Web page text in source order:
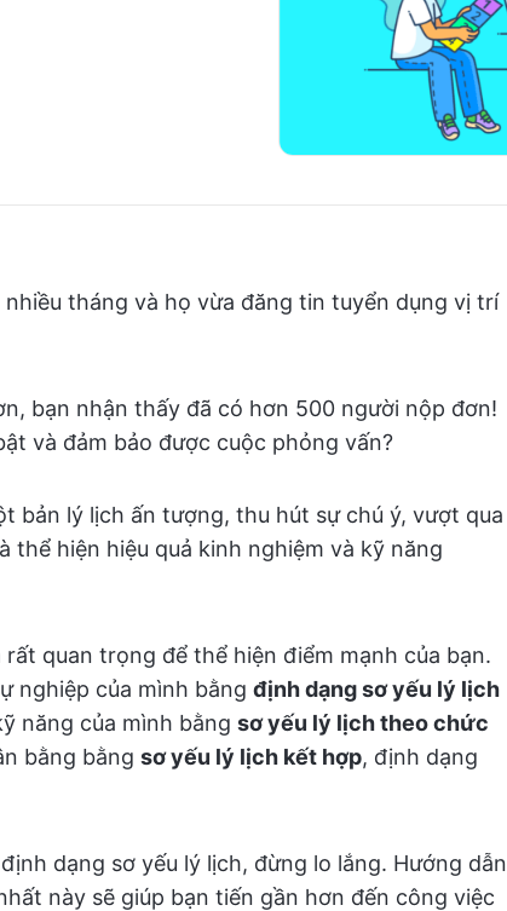
tháng và họ vừa đăng tin tuyển dụng vị trí
bạn nhận thấy đã có hơn 500 người nộp đơn!
và đảm bảo được cuộc phỏng vấn?
bản lý lịch ấn tượng, thu hút sự chú ý, vượt qua
thể hiện hiệu quả kinh nghiệm và kỹ năng
quan trọng để thể hiện điểm mạnh của bạn.
nghiệp của mình bằng định dạng sơ yếu lý lịch
năng của mình bằng sơ yếu lý lịch theo chức
bằng bằng sơ yếu lý lịch kết hợp, định dạng
dạng sơ yếu lý lịch, đừng lo lắng. Hướng dẫn
này sẽ giúp bạn tiến gần hơn đến công việc